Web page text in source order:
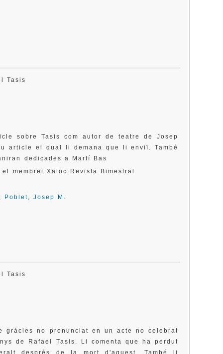
Tasis
sobre Tasis com autor de teatre de Josep
article el qual li demana que li enviï. També
dedicades a Martí Bas
membret Xaloc Revista Bimestral
Poblet, Josep M.
Tasis
gràcies no pronunciat en un acte no celebrat
de Rafael Tasis. Li comenta que ha perdut
després de la mort d'aquest. També li